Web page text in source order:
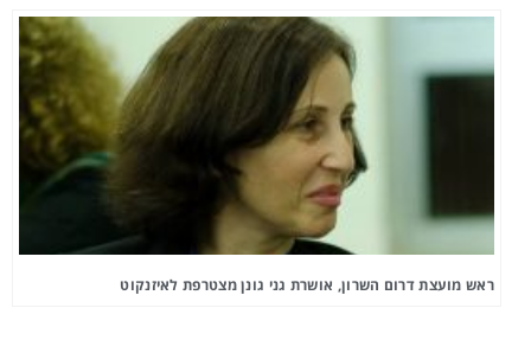
ראש מועצת דרום השרון, אושרת גני גונן מצטרפת לאיזנקוט